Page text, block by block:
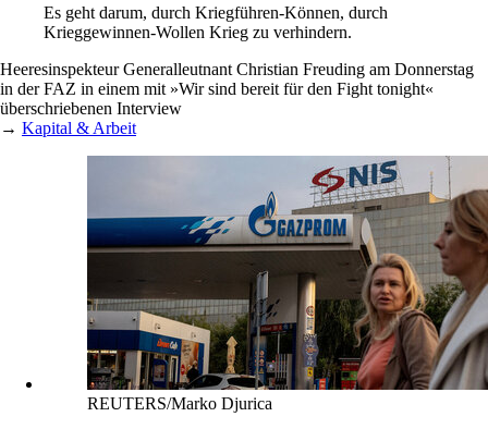
Es geht darum, durch Kriegführen-Können, durch
Krieggewinnen-Wollen Krieg zu verhindern.
Heeresinspekteur Generalleutnant Christian Freuding am Donnerstag
in der FAZ in einem mit »Wir sind bereit für den Fight tonight«
überschriebenen Interview
→ Kapital & Arbeit
REUTERS/Marko Djurica